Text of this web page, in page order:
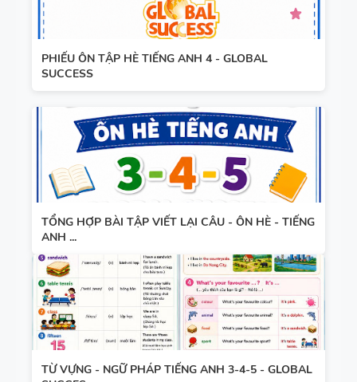
PHIẾU ÔN TẬP HÈ TIẾNG ANH 4 - GLOBAL
SUCCESS
TỔNG HỢP BÀI TẬP VIẾT LẠI CÂU - ÔN HÈ - TIẾNG
ANH ...
TỪ VỰNG - NGỮ PHÁP TIẾNG ANH 3-4-5 - GLOBAL